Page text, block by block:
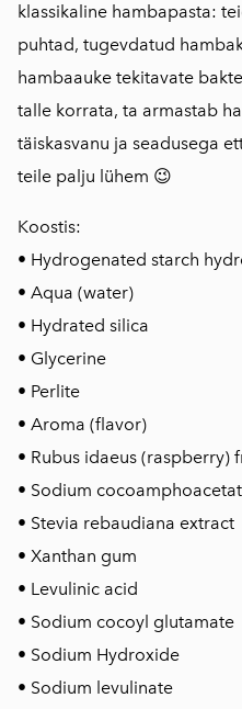
klassikaline hambapasta:
puhtad, tugevdatud
hambaauke tekitavate
talle korrata, ta armastab
täiskasvanu ja seadusega
teile palju lühem 😉
Koostis:
• Hydrogenated starch
• Aqua (water)
• Hydrated silica
• Glycerine
• Perlite
• Aroma (flavor)
• Rubus idaeus (raspberry)
• Sodium
• Stevia rebaudiana extract
• Xanthan gum
• Levulinic acid
• Sodium cocoyl glutamate
• Sodium Hydroxide
• Sodium levulinate